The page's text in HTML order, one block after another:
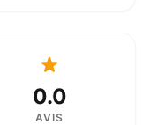
0.0
AVIS